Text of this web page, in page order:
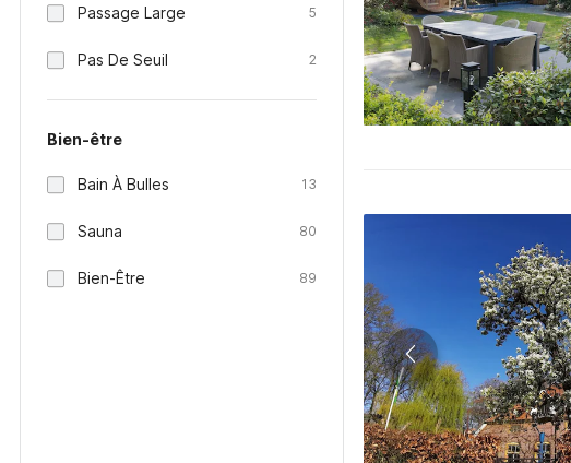
Passage Large 5
Pas De Seuil 2
Bien-être
Bain À Bulles 13
Sauna 80
Bien-Être 89